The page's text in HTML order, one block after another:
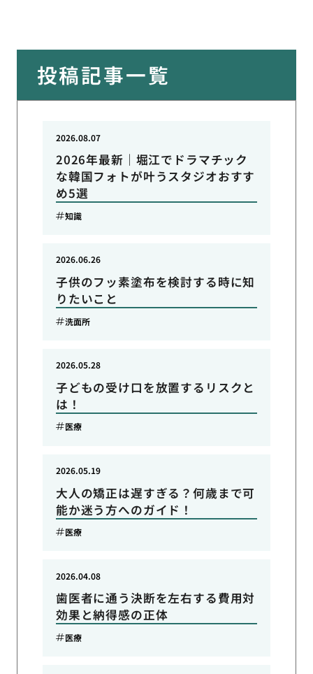
投稿記事一覧
2026年最新｜堀江でドラマチック
な韓国フォトが叶うスタジオおすす
め5選
2026.08.07
知識
子供のフッ素塗布を検討する時に知
りたいこと
2026.06.26
洗面所
子どもの受け口を放置するリスクと
は！
2026.05.28
医療
大人の矯正は遅すぎる？何歳まで可
能か迷う方へのガイド！
2026.05.19
医療
歯医者に通う決断を左右する費用対
効果と納得感の正体
2026.04.08
医療